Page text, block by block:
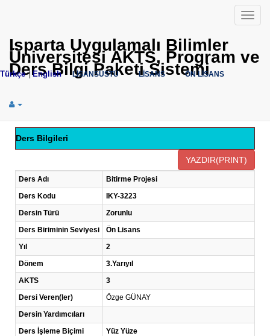
Menü
Isparta Uygulamalı Bilimler
Üniversitesi AKTS, Program ve
Ders Bilgi Paketi Sistemi
Türkçe|English LİSANSÜSTÜ LİSANS ÖN LİSANS
Ders Bilgileri
Ders Adı
Bitirme Projesi
Ders Kodu
IKY-3223
Dersin Türü
Zorunlu
Ders Biriminin Seviyesi
Ön Lisans
Yıl
2
Dönem
3.Yarıyıl
AKTS
3
Dersi Veren(ler)
Özge GÜNAY
Dersin Yardımcıları
Ders İşleme Biçimi
Yüz Yüze